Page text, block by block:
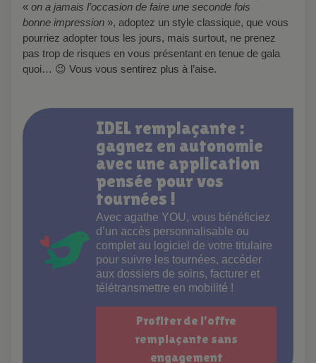
« on a jamais l’occasion de faire une seconde fois
bonne impression », adoptez un style classique, que vous
pourriez adopter tous les jours, mais surtout, ne prenez
pas trop de risques en vous présentant en tenue de gala
quoi… 😉 Vous vous sentirez plus à l’aise.
IDEL remplaçante :
gagnez en autonomie
avec une application
pensée pour vos
tournées !
Avec agathe YOU, vous bénéficiez
d’un accès personnalisable ou
complet au logiciel de votre titulaire
pour suivre les tournées, accéder
aux dossiers de soins, facturer et
télétransmettre en mobilité !
Profiter de l'offre
remplaçante sans
engagement